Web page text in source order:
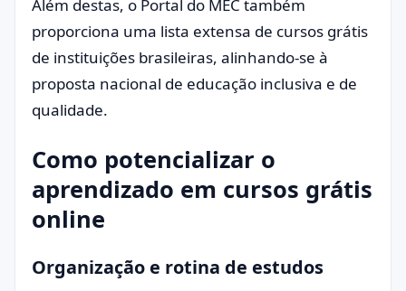
Além destas, o Portal do MEC também
proporciona uma lista extensa de cursos grátis
de instituições brasileiras, alinhando-se à
proposta nacional de educação inclusiva e de
qualidade.
Como potencializar o
aprendizado em cursos grátis
online
Organização e rotina de estudos